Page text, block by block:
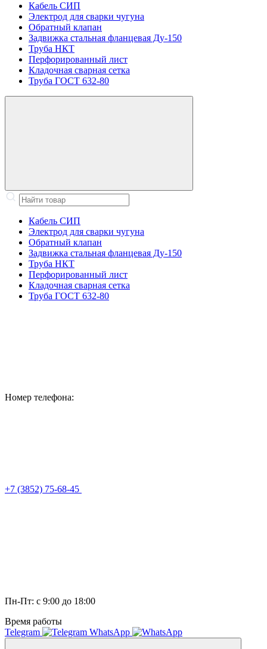
Кабель СИП
Электрод для сварки чугуна
Обратный клапан
Задвижка стальная фланцевая Ду-150
Труба НКТ
Перфорированный лист
Кладочная сварная сетка
Труба ГОСТ 632-80
Кабель СИП
Электрод для сварки чугуна
Обратный клапан
Задвижка стальная фланцевая Ду-150
Труба НКТ
Перфорированный лист
Кладочная сварная сетка
Труба ГОСТ 632-80
Номер телефона:
+7 (3852) 75-68-45
Пн-Пт: с 9:00 до 18:00
Время работы
Telegram
WhatsApp